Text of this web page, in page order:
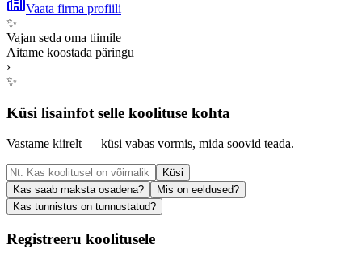
Vaata firma profiili
✨
Vajan seda oma tiimile
Aitame koostada päringu
›
✨
Küsi lisainfot selle koolituse kohta
Vastame kiirelt — küsi vabas vormis, mida soovid teada.
Küsi
Kas saab maksta osadena?
Mis on eeldused?
Kas tunnistus on tunnustatud?
Registreeru koolitusele